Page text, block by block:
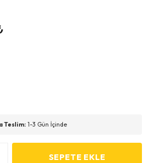
Teslim: 1-3 Gün İçinde
SEPETE EKLE